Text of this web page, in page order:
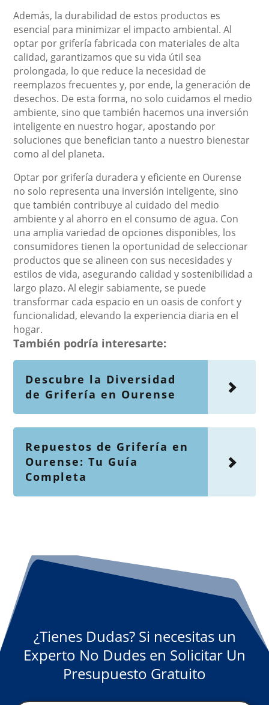
Además, la durabilidad de estos productos es
esencial para minimizar el impacto ambiental. Al
optar por grifería fabricada con materiales de alta
calidad, garantizamos que su vida útil sea
prolongada, lo que reduce la necesidad de
reemplazos frecuentes y, por ende, la generación de
desechos. De esta forma, no solo cuidamos el medio
ambiente, sino que también hacemos una inversión
inteligente en nuestro hogar, apostando por
soluciones que benefician tanto a nuestro bienestar
como al del planeta.
Optar por grifería duradera y eficiente en Ourense
no solo representa una inversión inteligente, sino
que también contribuye al cuidado del medio
ambiente y al ahorro en el consumo de agua. Con
una amplia variedad de opciones disponibles, los
consumidores tienen la oportunidad de seleccionar
productos que se alineen con sus necesidades y
estilos de vida, asegurando calidad y sostenibilidad a
largo plazo. Al elegir sabiamente, se puede
transformar cada espacio en un oasis de confort y
funcionalidad, elevando la experiencia diaria en el
hogar.
También podría interesarte:
Descubre la Diversidad
de Grifería en Ourense
Repuestos de Grifería en
Ourense: Tu Guía
Completa
¿Tienes Dudas? Si necesitas un
Experto No Dudes en Solicitar Un
Presupuesto Gratuito